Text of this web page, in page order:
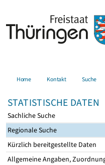
Home Kontakt Suche
STATISTISCHE DATEN
Sachliche Suche
Regionale Suche
Kürzlich bereitgestellte Daten
Allgemeine Angaben,